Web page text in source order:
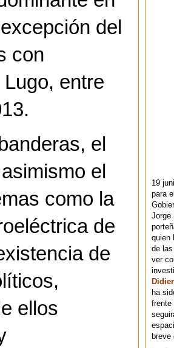
del
con
entre
el
el
como la
de
de
ellos
19
para
Jorge
quien
de
ver
Didier
ha
frente
breve